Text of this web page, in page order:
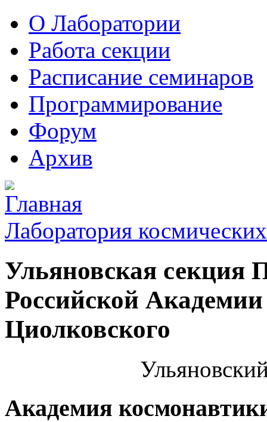
О Лаборатории
Работа секции
Расписание семинаров
Программирование
Форум
Архив
Лаборатория
Ульяновская секция
Российской
Циолковского
Академия